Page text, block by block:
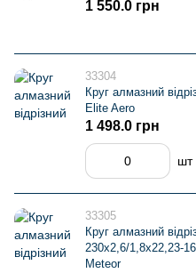
1 550.0 грн
33304
Круг алмазний
Elite Aero
1 498.0 грн
шт
33305
Круг алмазний
230x2,6/1,8x22,23-
Meteor